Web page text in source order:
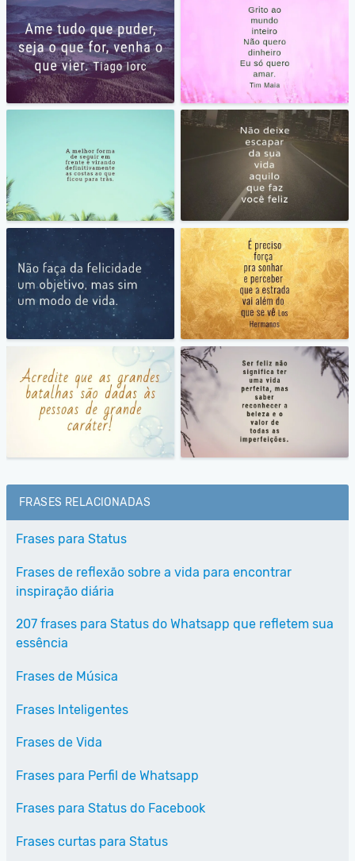
FRASES RELACIONADAS
Frases para Status
Frases de reflexão sobre a vida para encontrar
inspiração diária
207 frases para Status do Whatsapp que refletem sua
essência
Frases de Música
Frases Inteligentes
Frases de Vida
Frases para Perfil de Whatsapp
Frases para Status do Facebook
Frases curtas para Status